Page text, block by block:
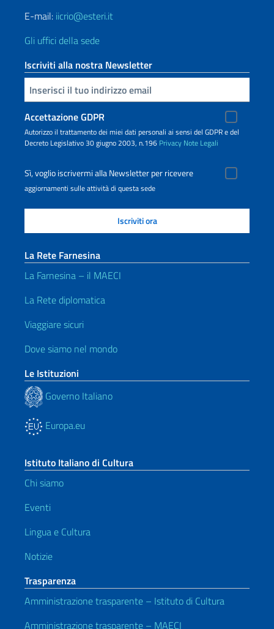
E-mail: iicrio@esteri.it
Gli uffici della sede
Iscriviti alla nostra Newsletter
Inserisci la tua email
Accettazione GDPR
Autorizzo il trattamento dei miei dati personali ai sensi del GDPR e del
Decreto Legislativo 30 giugno 2003, n.196 Privacy Note Legali
Sì, voglio iscrivermi alla Newsletter per ricevere
aggiornamenti sulle attività di questa sede
La Rete Farnesina
La Farnesina – il MAECI
La Rete diplomatica
Viaggiare sicuri
Dove siamo nel mondo
Le Istituzioni
Governo Italiano
Europa.eu
Istituto Italiano di Cultura
Chi siamo
Eventi
Lingua e Cultura
Notizie
Trasparenza
Amministrazione trasparente – Istituto di Cultura
Amministrazione trasparente – MAECI